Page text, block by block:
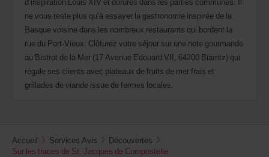
ne vous reste plus qu’à essayer la gastronomie inspirée de la
Basque voisine dans les nombreux restaurants qui bordent la
rue du Port-Vieux. Clôturez votre séjour sur une note gourmande
au Bistrot de la Mer (17 Avenue Edouard VII, 64200 Biarritz) qui
régale ses clients avec plateaux de fruits de mer frais et
grillades de viande issue de fermes locales.
Accueil Services Avis
Découvertes
Sur les traces de St. Jacques de Compostelle